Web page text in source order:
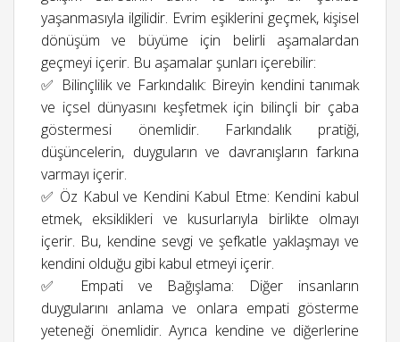
yaşanmasıyla ilgilidir. Evrim eşiklerini geçmek, kişisel
dönüşüm ve büyüme için belirli aşamalardan
geçmeyi içerir. Bu aşamalar şunları içerebilir:
✅ Bilinçlilik ve Farkındalık: Bireyin kendini tanımak
ve içsel dünyasını keşfetmek için bilinçli bir çaba
göstermesi önemlidir. Farkındalık pratiği,
düşüncelerin, duyguların ve davranışların farkına
varmayı içerir.
✅ Öz Kabul ve Kendini Kabul Etme: Kendini kabul
etmek, eksiklikleri ve kusurlarıyla birlikte olmayı
içerir. Bu, kendine sevgi ve şefkatle yaklaşmayı ve
kendini olduğu gibi kabul etmeyi içerir.
✅ Empati ve Bağışlama: Diğer insanların
duygularını anlama ve onlara empati gösterme
yeteneği önemlidir. Ayrıca kendine ve diğerlerine